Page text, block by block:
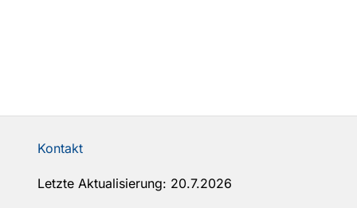
Kontakt
Letzte Aktualisierung: 20.7.2026